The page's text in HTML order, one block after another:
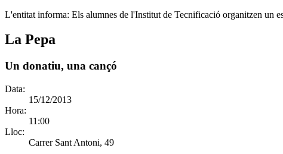
L'entitat informa: Els alumnes de l'Institut de Tecnificació organitzen un
La Pepa
Un donatiu, una cançó
Data:
15/12/2013
Hora:
11:00
Lloc:
Carrer Sant Antoni, 49